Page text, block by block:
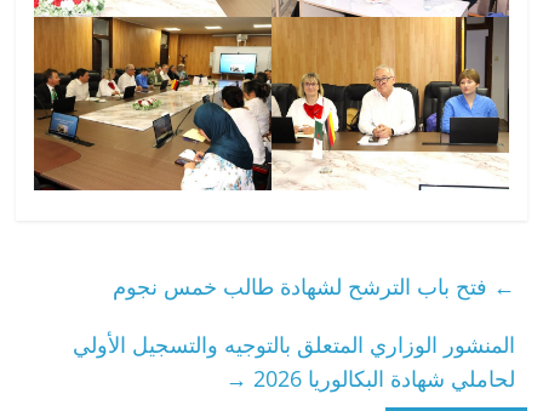
← فتح باب الترشح لشهادة طالب خمس نجوم
المنشور الوزاري المتعلق بالتوجيه والتسجيل الأولي
لحاملي شهادة البكالوريا 2026
→